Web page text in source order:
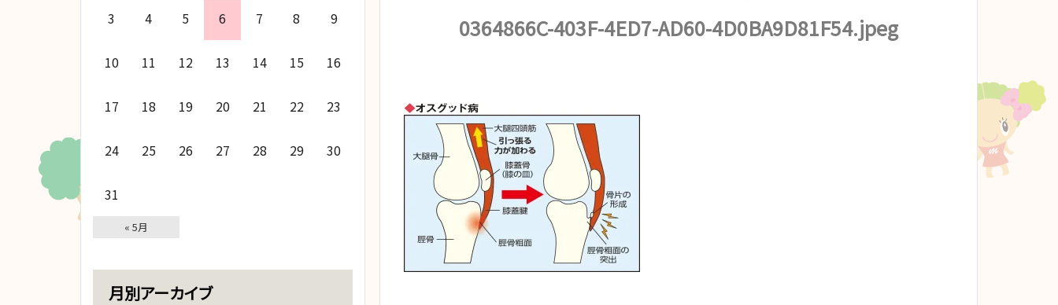
0364866C-403F-4ED7-AD60-4D0BA9D81F54.jpeg
3 4 5 6 7 8 9
10 11 12 13 14 15 16
17 18 19 20 21 22 23
24 25 26 27 28 29 30
31
« 5月
月別アーカイブ